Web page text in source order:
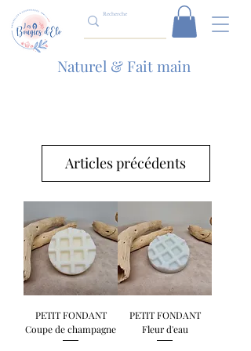
Naturel & Fait main
Articles précédents
PETIT FONDANT
Coupe de champagne
PETIT FONDANT
Fleur d'eau